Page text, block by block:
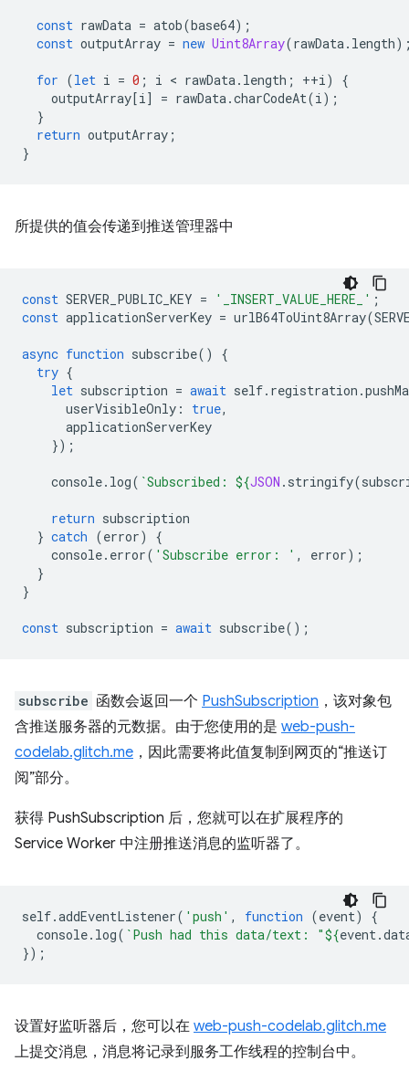
const rawData = atob(base64);
const outputArray = new Uint8Array(rawData. length
for (let i = 0 ; i < rawData. length ; ++i)
{
outputArray[i] = rawData.charCodeAt(i);
}
return outputArray ;
}
所提供的值会传递到推送管理器中
const SERVER_PUBLIC_KEY = '_INSERT_VALUE_HERE_' ;
const applicationServerKey = urlB64ToUint8Array(
async function subscribe()
{
try {
let subscription = await self. registration .
userVisibleOnly : true,
applicationServerKey
});
console. log( `Subscribed: ${JSON . stringify(
return subscription
} catch (error)
{
console. error( 'Subscribe error: ' , error);
}
}
const subscription = await subscribe();
subscribe 函数会返回一个 PushSubscription ，该对象包
含推送服务器的元数据。由于您使用的是 web-push-
codelab.glitch.me ，因此需要将此值复制到网页的“推送订
阅”部分。
获得 PushSubscription 后，您就可以在扩展程序的
Service Worker 中注册推送消息的监听器了。
self.addEventListener( 'push' , function (event)
{
console. log( `Push had this data/text: "${event.
});
设置好监听器后，您可以在 web-push-codelab.glitch.me
上提交消息，消息将记录到服务工作线程的控制台中。